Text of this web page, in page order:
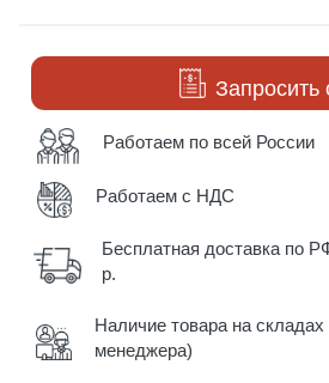
Запросить
Работаем по всей России
Работаем с НДС
Бесплатная доставка по
р.
Наличие товара на
менеджера)